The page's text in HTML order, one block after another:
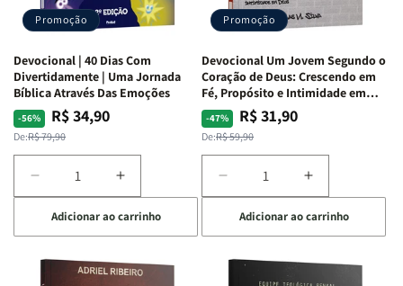
Promoção
Devocional | 40 Dias Com
Divertidamente | Uma Jornada
Bíblica Através Das Emoções
-56%
Preço
normal
De:R$ 79,90
Preço
promocional
R$ 34,90
Diminuir
a
quantidade
de
Devocional
Aumentar
a
quantidade
de
Devocional
|
Adicionar ao carrinho
Promoção
Devocional Um Jovem Segundo o
Coração de Deus: Crescendo em
Fé, Propósito e Intimidade em
Deus
-47%
Preço
normal
De:R$ 59,90
Preço
promocional
R$ 31,90
Diminuir
a
quantidade
de
Devocional
Aumentar
a
quantidade
de
Devocional
Adicionar ao carrinho